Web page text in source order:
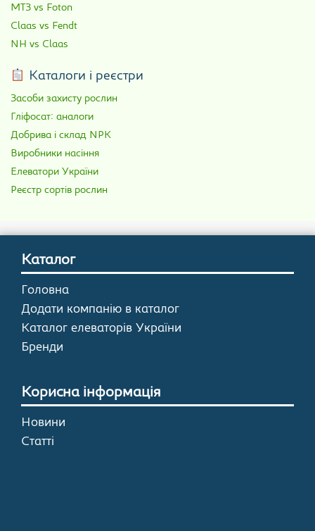
МТЗ vs Foton
Claas vs Fendt
NH vs Claas
Каталоги і реєстри
Засоби захисту рослин
Гліфосат: аналоги
Добрива і склад NPK
Виробники насіння
Елеватори України
Реєстр сортів рослин
Каталог
Головна
Додати компанію в каталог
Каталог елеваторів України
Бренди
Корисна інформація
Новини
Статті